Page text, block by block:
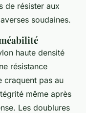
de résister aux
soudaines.
haute densité
résistance
craquent pas au
même après
Les doublures